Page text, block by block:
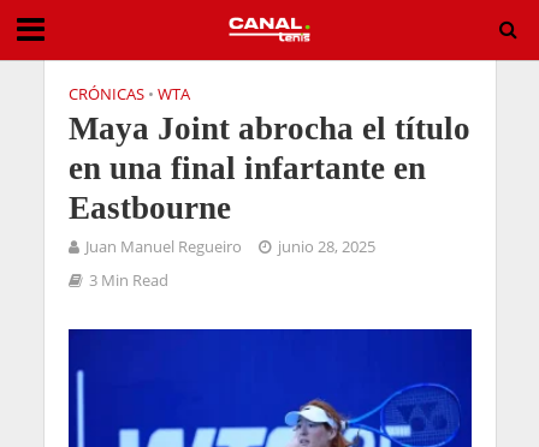
CRÓNICAS • WTA
Maya Joint abrocha el título
en una final infartante en
Eastbourne
Juan Manuel Regueiro
junio 28, 2025
3 Min Read